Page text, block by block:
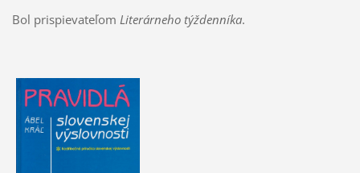
Bol prispievateľom Literárneho týždenníka.